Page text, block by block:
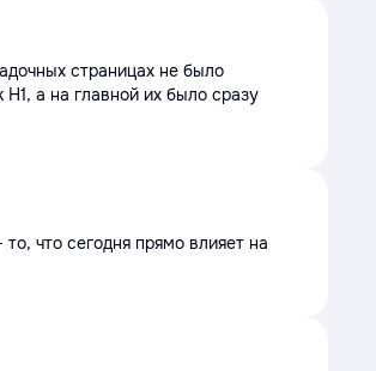
страницах не было
а на главной их было сразу
то, что сегодня прямо влияет на